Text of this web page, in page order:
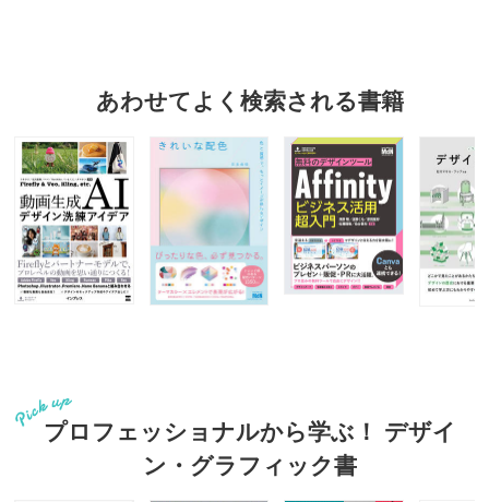
あわせてよく検索される書籍
プロフェッショナルから学ぶ！ デザイ
ン・グラフィック書